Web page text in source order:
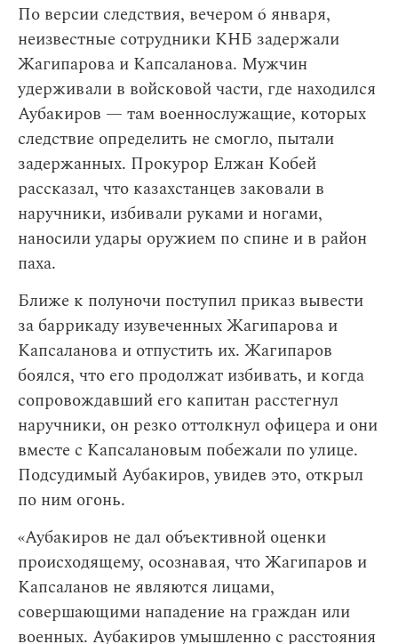
По версии следствия, вечером 6 января,
неизвестные сотрудники КНБ задержали
Жагипарова и Капсаланова. Мужчин
удерживали в войсковой части, где находился
Аубакиров — там военнослужащие, которых
следствие определить не смогло, пытали
задержанных. Прокурор Елжан Кобей
рассказал, что казахстанцев заковали в
наручники, избивали руками и ногами,
наносили удары оружием по спине и в район
паха.
Ближе к полуночи поступил приказ вывести
за баррикаду изувеченных Жагипарова и
Капсаланова и отпустить их. Жагипаров
боялся, что его продолжат избивать, и когда
сопровождавший его капитан расстегнул
наручники, он резко оттолкнул офицера и они
вместе с Капсалановым побежали по улице.
Подсудимый Аубакиров, увидев это, открыл
по ним огонь.
«Аубакиров не дал объективной оценки
происходящему, осознавая, что Жагипаров и
Капсаланов не являются лицами,
совершающими нападение на граждан или
военных. Аубакиров умышленно с расстояния